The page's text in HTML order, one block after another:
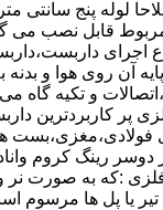
که به آن اصطلاحا لوله
با بست های مربوط قابل
اجرای
آن روی هوا و
و تکیه گاه
پر کاربردترین
دوسر رینگ کروم
:که به صورت نر و
یا پل ها مرسوم